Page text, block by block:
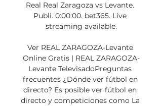
Real Real Zaragoza vs Levante.
Publi. 0:00:00. bet365. Live
streaming available.
Ver REAL ZARAGOZA-Levante
Online Gratis | REAL ZARAGOZA-
Levante TelevisadoPreguntas
frecuentes ¿Dónde ver fútbol en
directo? Es posible ver fútbol en
directo y competiciones como La